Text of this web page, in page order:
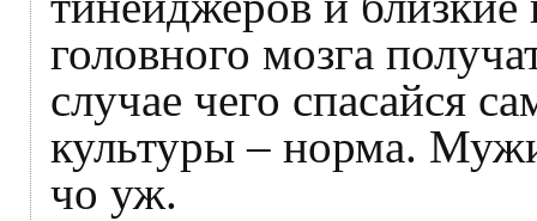
головного мозга
случае чего спасайся
культуры – норма.
чо уж.